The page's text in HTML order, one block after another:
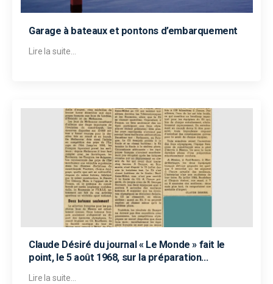
Garage à bateaux et pontons d’embarquement
Lire la suite...
Claude Désiré du journal « Le Monde » fait le
point, le 5 août 1968, sur la préparation
Lire la suite...